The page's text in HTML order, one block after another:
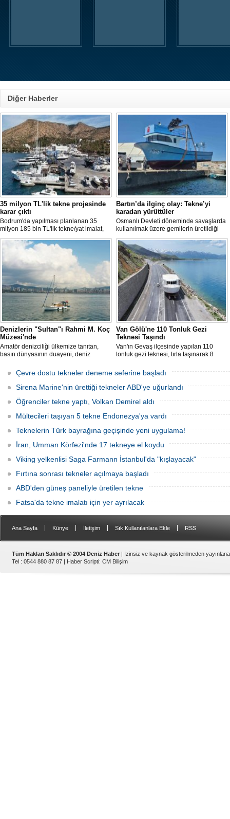
Diğer Haberler
35 milyon TL'lik tekne projesinde
karar çıktı
Bodrum'da yapılması planlanan 35
milyon 185 bin TL'lik tekne/yat imalat,
bakım-onarım ve çekek yeri projesinde
ÇED süreci sonlandırıldı. Bakanlık,
başvuru dosyasının yasal süre
içerisinde yeniden sunulmaması
üzerine süreci kapattı.
Bartın’da ilginç olay: Tekne’yi
karadan yürüttüler
Osmanlı Devleti döneminde savaşlarda
kullanılmak üzere gemilerin üretildiği
Bartın’ın Kurucaşile ilçesinde üretilen 11
metrelik tekne adeta karadan yürütüldü.
Dağları, tepeleri aşan balıkçı teknesi,
evlerin de bulunduğu dar ve virajlı
sokaklarda süren 3 saatlik yolculun
ardından denize kavuştu.
Denizlerin "Sultan"ı Rahmi M. Koç
Müzesi'nde
Amatör denizciliği ülkemize tanıtan,
basın dünyasının duayeni, deniz
isimli klasik yelkenli, Klasik Tekneler
Platformu tarafından düzenlenen
“Yedinci Klasik Tekneler Buluşması’’
kapsamında gerçekleştirilen törenle
Rahmi M. Koç Müzesi Denizcilik
Van Gölü'ne 110 Tonluk Gezi
Teknesi Taşındı
Van'ın Gevaş ilçesinde yapılan 110
tonluk gezi teknesi, tırla taşınarak 8
Çevre dostu tekneler deneme seferine başladı
Sirena Marine'nin ürettiği tekneler ABD'ye uğurlandı
Öğrenciler tekne yaptı, Volkan Demirel aldı
Mültecileri taşıyan 5 tekne Endonezya'ya vardı
Teknelerin Türk bayrağına geçişinde yeni uygulama!
İran, Umman Körfezi'nde 17 tekneye el koydu
Viking yelkenlisi Saga Farmann İstanbul'da "kışlayacak"
Fırtına sonrası tekneler açılmaya başladı
ABD'den güneş paneliyle üretilen tekne
Fatsa'da tekne imalatı için yer ayrılacak
Ana Sayfa Künye İletişim Sık Kullanılanlara Ekle RSS
Tüm Hakları Saklıdır © 2004 Deniz Haber | İzinsiz ve kaynak gösterilmeden
Tel : 0544 880 87 87 | Haber Scripti: CM Bilişim